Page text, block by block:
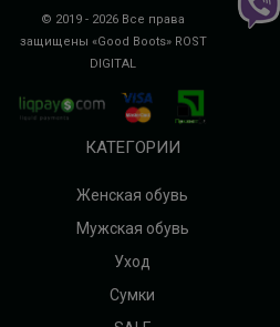
© 2019 - 2026 Все права
защищены «Good Boots» ROST
DIGITAL
КАТЕГОРИИ
Женская обувь
Мужская обувь
Уход
Сумки